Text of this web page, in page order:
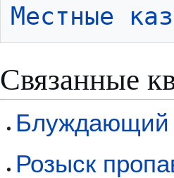
Местные
Связанные
Блуждающий
Розыск